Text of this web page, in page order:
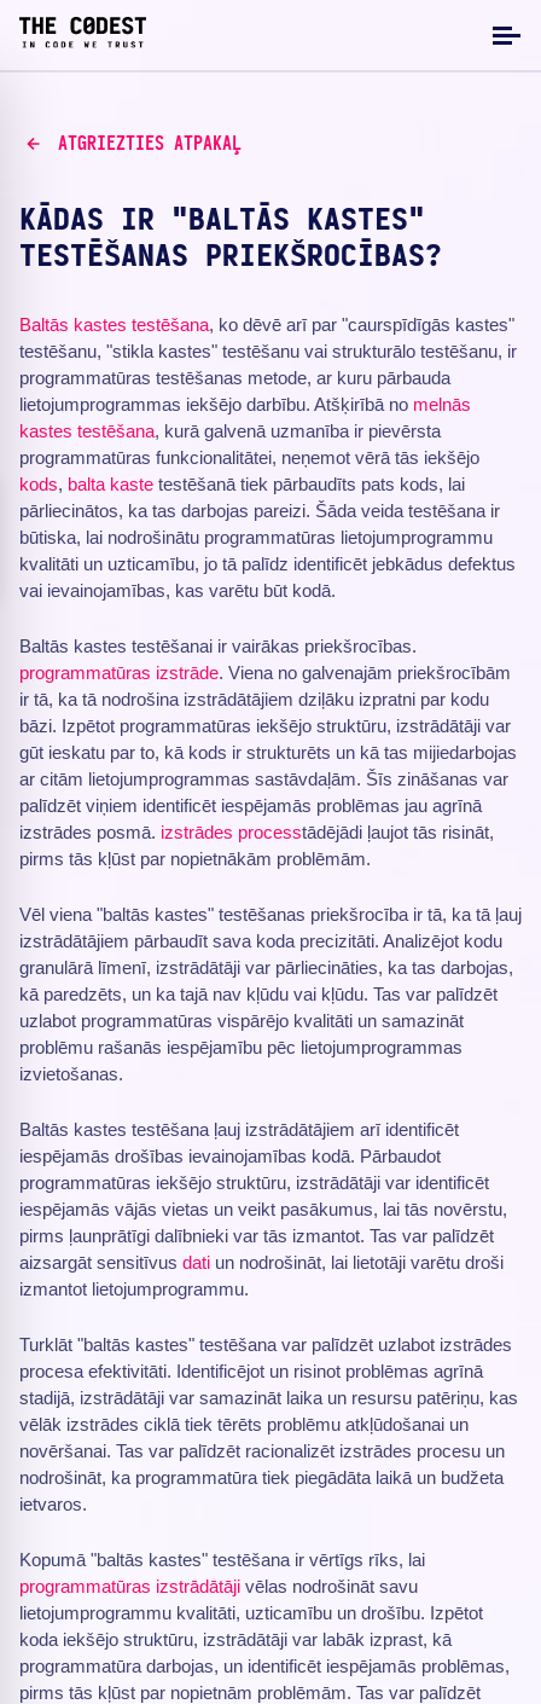
ATGRIEZTIES ATPAKAĻ
KĀDAS IR "BALTĀS KASTES"
TESTĒŠANAS PRIEKŠROCĪBAS?
Baltās kastes testēšana, ko dēvē arī par "caurspīdīgās kastes"
testēšanu, "stikla kastes" testēšanu vai strukturālo testēšanu, ir
programmatūras testēšanas metode, ar kuru pārbauda
lietojumprogrammas iekšējo darbību. Atšķirībā no melnās
kastes testēšana, kurā galvenā uzmanība ir pievērsta
programmatūras funkcionalitātei, neņemot vērā tās iekšējo
kods, balta kaste testēšanā tiek pārbaudīts pats kods, lai
pārliecinātos, ka tas darbojas pareizi. Šāda veida testēšana ir
būtiska, lai nodrošinātu programmatūras lietojumprogrammu
kvalitāti un uzticamību, jo tā palīdz identificēt jebkādus defektus
vai ievainojamības, kas varētu būt kodā.
Baltās kastes testēšanai ir vairākas priekšrocības.
programmatūras izstrāde. Viena no galvenajām priekšrocībām
ir tā, ka tā nodrošina izstrādātājiem dziļāku izpratni par kodu
bāzi. Izpētot programmatūras iekšējo struktūru, izstrādātāji var
gūt ieskatu par to, kā kods ir strukturēts un kā tas mijiedarbojas
ar citām lietojumprogrammas sastāvdaļām. Šīs zināšanas var
palīdzēt viņiem identificēt iespējamās problēmas jau agrīnā
izstrādes posmā. izstrādes processtādējādi ļaujot tās risināt,
pirms tās kļūst par nopietnākām problēmām.
Vēl viena "baltās kastes" testēšanas priekšrocība ir tā, ka tā ļauj
izstrādātājiem pārbaudīt sava koda precizitāti. Analizējot kodu
granulārā līmenī, izstrādātāji var pārliecināties, ka tas darbojas,
kā paredzēts, un ka tajā nav kļūdu vai kļūdu. Tas var palīdzēt
uzlabot programmatūras vispārējo kvalitāti un samazināt
problēmu rašanās iespējamību pēc lietojumprogrammas
izvietošanas.
Baltās kastes testēšana ļauj izstrādātājiem arī identificēt
iespējamās drošības ievainojamības kodā. Pārbaudot
programmatūras iekšējo struktūru, izstrādātāji var identificēt
iespējamās vājās vietas un veikt pasākumus, lai tās novērstu,
pirms ļaunprātīgi dalībnieki var tās izmantot. Tas var palīdzēt
aizsargāt sensitīvus dati un nodrošināt, lai lietotāji varētu droši
izmantot lietojumprogrammu.
Turklāt "baltās kastes" testēšana var palīdzēt uzlabot izstrādes
procesa efektivitāti. Identificējot un risinot problēmas agrīnā
stadijā, izstrādātāji var samazināt laika un resursu patēriņu, kas
vēlāk izstrādes ciklā tiek tērēts problēmu atkļūdošanai un
novēršanai. Tas var palīdzēt racionalizēt izstrādes procesu un
nodrošināt, ka programmatūra tiek piegādāta laikā un budžeta
ietvaros.
Kopumā "baltās kastes" testēšana ir vērtīgs rīks, lai
programmatūras izstrādātāji vēlas nodrošināt savu
lietojumprogrammu kvalitāti, uzticamību un drošību. Izpētot
koda iekšējo struktūru, izstrādātāji var labāk izprast, kā
programmatūra darbojas, un identificēt iespējamās problēmas,
pirms tās kļūst par nopietnām problēmām. Tas var palīdzēt